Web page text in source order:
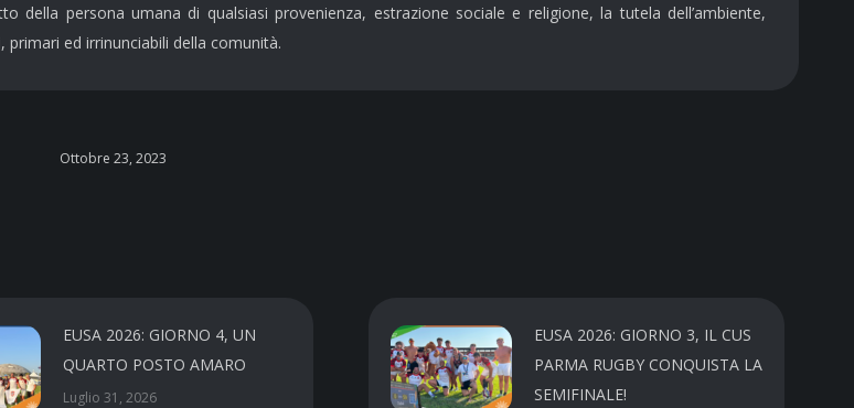
persona umana di qualsiasi provenienza, estrazione sociale e religione, la tutela dell’ambiente,
ed irrinunciabili della comunità.
Ottobre 23, 2023
EUSA 2026: GIORNO 4, UN
QUARTO POSTO AMARO
Luglio 31, 2026
EUSA 2026: GIORNO 3, IL CUS
PARMA RUGBY CONQUISTA LA
SEMIFINALE!